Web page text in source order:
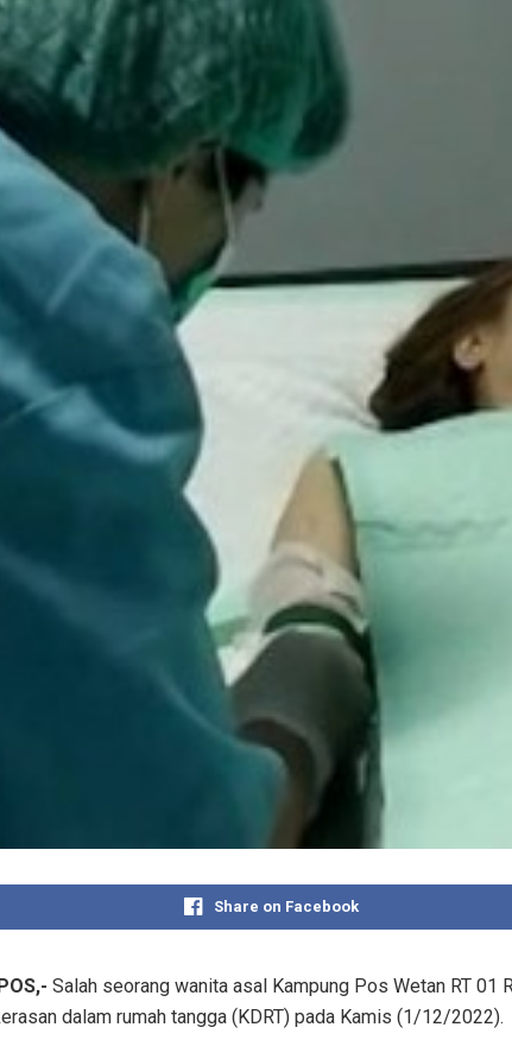
Share on Facebook
Salah seorang wanita asal Kampung Pos Wetan RT 01
dalam rumah tangga (KDRT) pada Kamis (1/12/2022).